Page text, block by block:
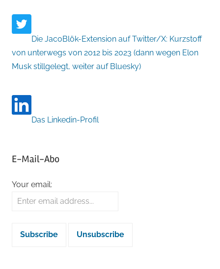
Die JacoBlök-Extension auf Twitter/X: Kurzstoff
von unterwegs von 2012 bis 2023 (dann wegen Elon
Musk stillgelegt, weiter auf Bluesky)
Das Linkedin-Profil
E-Mail-Abo
Your email: